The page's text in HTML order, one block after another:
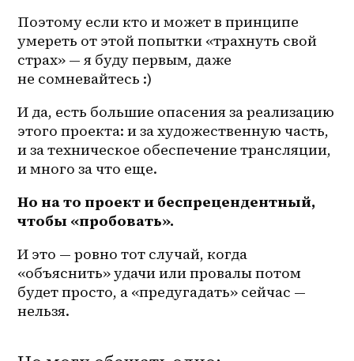
Поэтому если кто и может в принципе
умереть от этой попытки «трахнуть свой
страх» — я буду первым, даже
не сомневайтесь :)
И да, есть большие опасения за реализацию
этого проекта: и за художественную часть,
и за техническое обеспечение трансляции,
и много за что еще.
Но на то проект и беспрецендентный,
чтобы «пробовать».
И это — ровно тот случай, когда
«объяснить» удачи или провалы потом
будет просто, а «предугадать» сейчас —
нельзя.